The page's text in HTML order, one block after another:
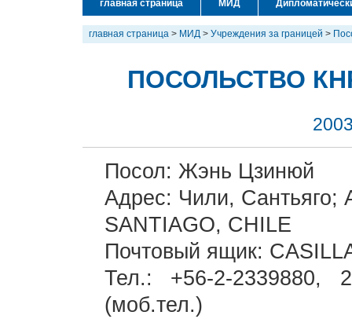
главная страница МИД
главная страница > МИД > Учреждения за границей >
ПОСОЛЬСТВО
Посол: Жэнь Цзинюй
Адрес: Чили, Сантьяго;
SANTIAGO, CHILE
Почтовый ящик:
Тел.: +56-2-2339880,
(моб.тел.)